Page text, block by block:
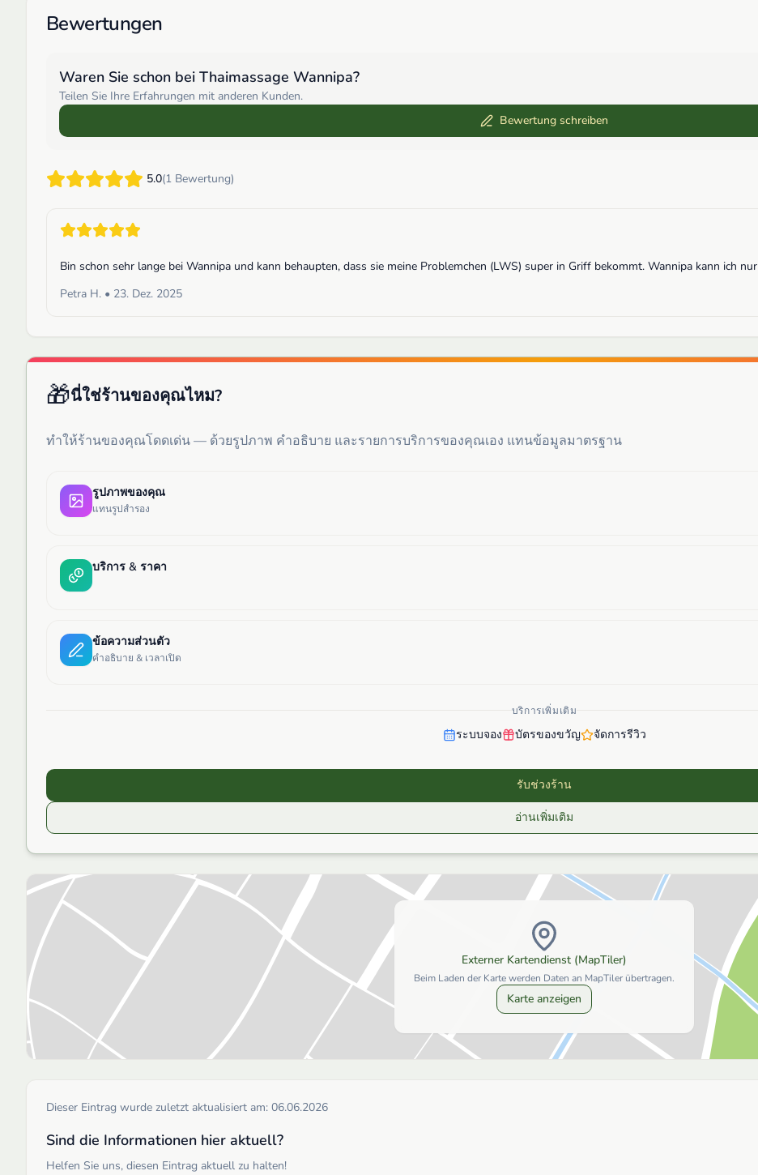
Bewertungen
Waren Sie schon bei Thaimassage Wannipa?
Teilen Sie Ihre Erfahrungen mit anderen Kunden.
Bewertung schreiben
5.0(1 Bewertung)
Bin schon sehr lange bei Wannipa und kann behaupten, dass sie meine Problemchen (LWS) super in Griff bekommt. Wannipa kann ich
Petra H. • 23. Dez. 2025
🎁นี่ใช่ร้านของคุณไหม?
ทำให้ร้านของคุณโดดเด่น — ด้วยรูปภาพ คำอธิบาย และรายการบริการของคุณเอง แทนข้อมูลมาตรฐาน
รูปภาพของคุณ
แทนรูปสำรอง
บริการ & ราคา
ข้อความส่วนตัว
คำอธิบาย & เวลาเปิด
บริการเพิ่มเติม
ระบบจอง บัตรของขวัญ จัดการรีวิว
รับช่วงร้าน
อ่านเพิ่มเติม
Externer Kartendienst (MapTiler)
Beim Laden der Karte werden Daten an MapTiler übertragen.
Karte anzeigen
Dieser Eintrag wurde zuletzt aktualisiert am: 06.06.2026
Sind die Informationen hier aktuell?
Helfen Sie uns, diesen Eintrag aktuell zu halten!